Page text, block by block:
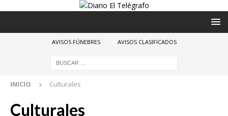
AVISOS FÚNEBRES AVISOS CLASIFICADOS
INICIO Culturales
Culturales